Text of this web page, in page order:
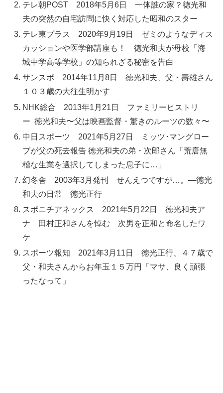
テレ朝POST 2018年5月6日 一体誰の家？徳光和
夫の突然の自宅訪問に快く対応した昭和のスター
テレ東プラス 2020年9月19日 ゼミのようなディス
カッションや医学部講座も！ 徳光和夫が母校「海
城中学高等学校」の知られざる秘密を告白
サンスポ 2014年11月8日 徳光和夫、父・壽雄さん
１０３歳の大往生明かす
NHK総合 2013年1月21日 ファミリーヒストリ
ー 徳光和夫〜父は映画監督・驚きのルーツの数々〜
中日スポーツ 2021年5月27日 ミッツ･マングロー
ブが父の死去報告 徳光和夫の弟・次郎さん「荒唐無
稽な生業を選択してしまった息子に…」
幻冬舎 2003年3月発刊 せんえつですが…。―徳光
和夫の日常 徳光正行
スポニチアネックス 2021年5月22日 徳光和夫ア
ナ 田村正和さんを悼む 次男を正和と命名したワ
ケ
スポーツ報知 2021年3月11日 徳光正行、４７歳で
父・和夫さんからお年玉１５万円「マサ、良く頑張
ったなって」